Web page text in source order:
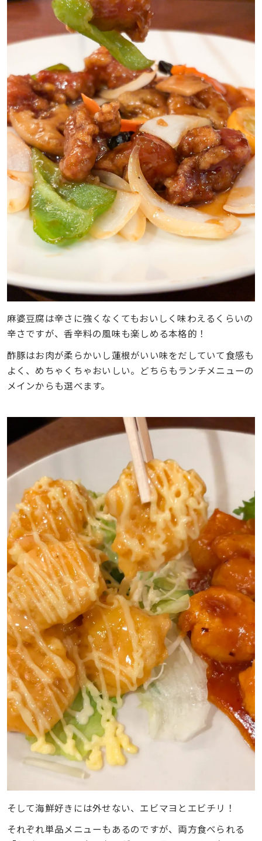
麻婆豆腐は辛さに強くなくてもおいしく味わえるくらいの
辛さですが、香辛料の風味も楽しめる本格的！
酢豚はお肉が柔らかいし蓮根がいい味をだしていて食感も
よく、めちゃくちゃおいしい。どちらもランチメニューの
メインからも選べます。
そして海鮮好きには外せない、エビマヨとエビチリ！
それぞれ単品メニューもあるのですが、両方食べられる